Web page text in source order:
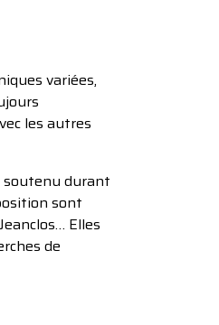
variées,
les autres
durant
sont
Elles
de